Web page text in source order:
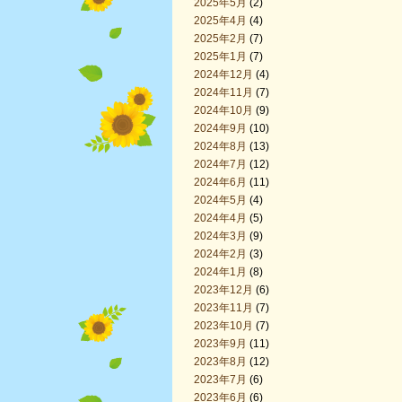
2025年5月 (2)
2025年4月 (4)
2025年2月 (7)
2025年1月 (7)
2024年12月 (4)
2024年11月 (7)
2024年10月 (9)
2024年9月 (10)
2024年8月 (13)
2024年7月 (12)
2024年6月 (11)
2024年5月 (4)
2024年4月 (5)
2024年3月 (9)
2024年2月 (3)
2024年1月 (8)
2023年12月 (6)
2023年11月 (7)
2023年10月 (7)
2023年9月 (11)
2023年8月 (12)
2023年7月 (6)
2023年6月 (6)